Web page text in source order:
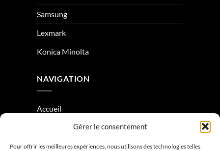
Gérer le consentement
Pour offrir les meilleures expériences, nous utilisons des technologies telles
Samsung
Lexmark
Konica Minolta
NAVIGATION
Accueil
Condition générale de vente